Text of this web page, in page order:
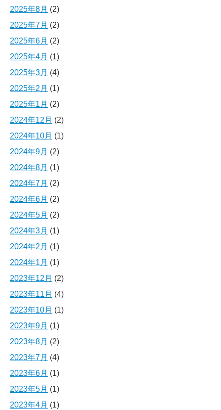
2025年8月 (2)
2025年7月 (2)
2025年6月 (2)
2025年4月 (1)
2025年3月 (4)
2025年2月 (1)
2025年1月 (2)
2024年12月 (2)
2024年10月 (1)
2024年9月 (2)
2024年8月 (1)
2024年7月 (2)
2024年6月 (2)
2024年5月 (2)
2024年3月 (1)
2024年2月 (1)
2024年1月 (1)
2023年12月 (2)
2023年11月 (4)
2023年10月 (1)
2023年9月 (1)
2023年8月 (2)
2023年7月 (4)
2023年6月 (1)
2023年5月 (1)
2023年4月 (1)